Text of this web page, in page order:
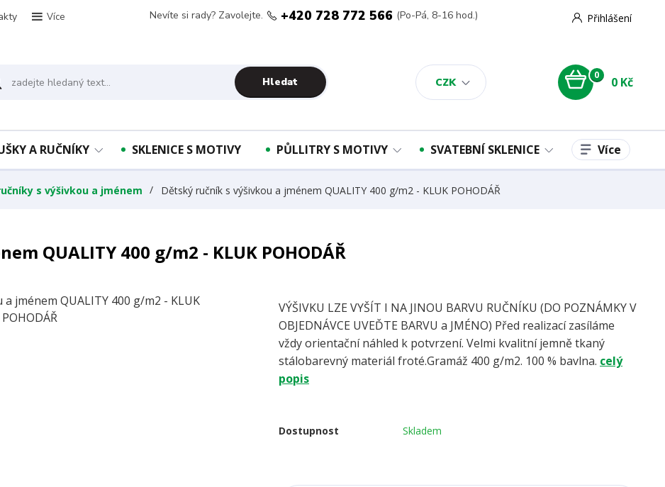
Více
CZK
Přihlášení
Hledat
Nevíte si rady? Zavolejte. +420 728 772 566 (Po-Pá, 8-16 hod.)
0 0 Kč
A RUČNÍKY SKLENICE S MOTIVY PŮLLITRY S MOTIVY SVATEBNÍ SKLENICE Více
s výšivkou a jménem Dětský ručník s výšivkou a jménem QUALITY 400 g/m2 - KLUK POHODÁŘ
QUALITY 400 g/m2 - KLUK POHODÁŘ
VÝŠIVKU LZE VYŠÍT I NA JINOU BARVU RUČNÍKU (DO POZNÁMKY V
OBJEDNÁVCE UVEĎTE BARVU a JMÉNO) Před realizací zasíláme
vždy orientační náhled k potvrzení. Velmi kvalitní jemně tkaný
stálobarevný materiál froté.Gramáž 400 g/m2. 100 % bavlna. celý
popis
Dostupnost Skladem